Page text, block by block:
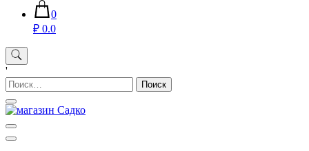
0
₽ 0.0
'
Найти: